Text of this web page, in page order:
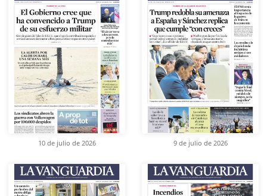
10 de julio de 2026 9 de julio de 2026